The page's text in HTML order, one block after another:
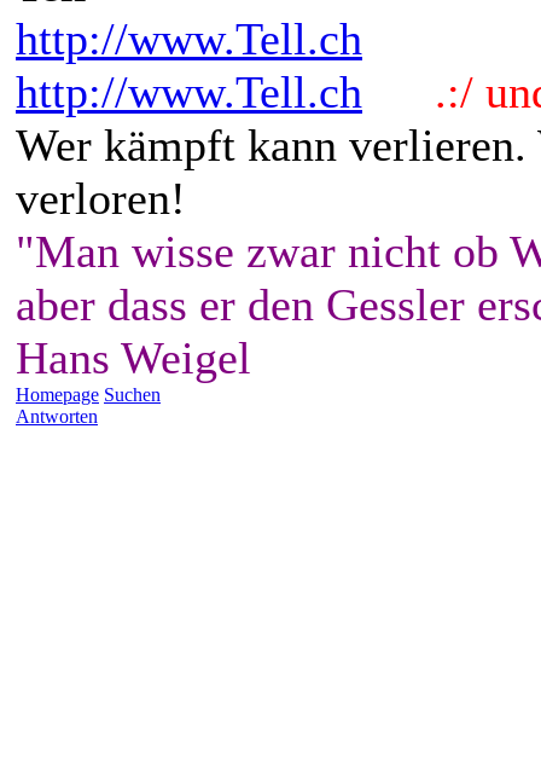
http://www.Tell.ch
http://www.Tell.ch
.:/
Wer kämpft kann
verloren!
"Man wisse zwar nicht ob
aber dass er den Gessler
Hans Weigel
Homepage Suchen
Antworten